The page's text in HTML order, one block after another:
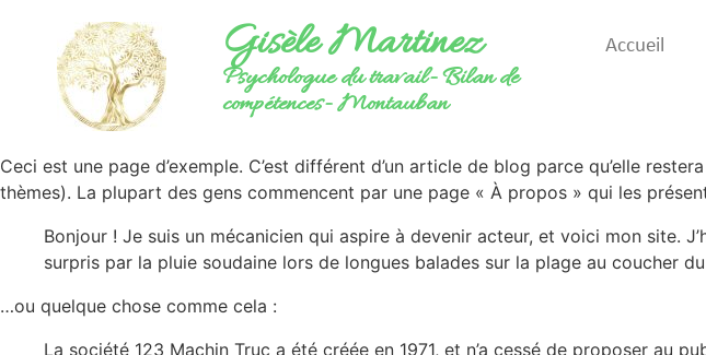
Gisèle Martinez
Psychologue du travail- Bilan de
compétences- Montauban
Accueil
Ceci est une page d’exemple. C’est différent d’un article de blog parce qu’elle
thèmes). La plupart des gens commencent par une page « À propos » qui les
Bonjour ! Je suis un mécanicien qui aspire à devenir acteur, et voici mon site.
surpris par la pluie soudaine lors de longues balades sur la plage au coucher
…ou quelque chose comme cela :
La société 123 Machin Truc a été créée en 1971, et n’a cessé de proposer au